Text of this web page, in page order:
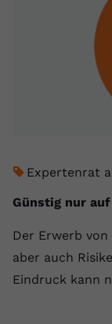
Expertenrat
Günstig nur
Der Erwerb
aber auch
Eindruck kann